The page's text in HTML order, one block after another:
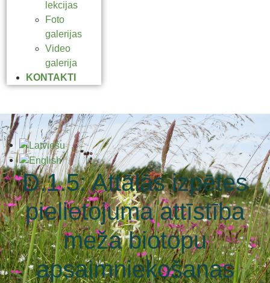
lekcijas
Foto
galerijas
Video
galerija
KONTAKTI
D.1.5: Attālās izpētes
pielietojuma attīstība
meža biotopu
apsaimniekošanas